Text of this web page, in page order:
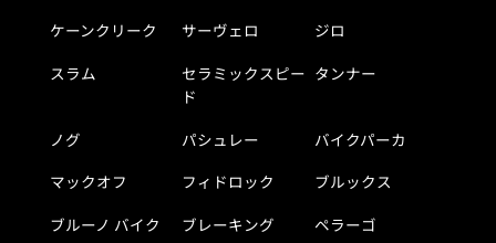
ケーンクリーク
サーヴェロ
ジロ
スラム
セラミックスピー
ド
タンナー
ノグ パシュレー
バイクパーカ
マックオフ
フィドロック
ブルックス
ブルーノ バイク
ブレーキング
ペラーゴ